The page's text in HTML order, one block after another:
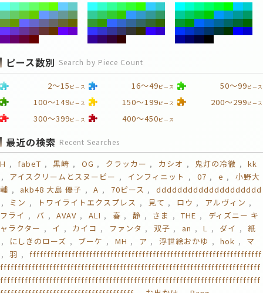
ピース数別 Search by Piece Count
2～15 ピース 16～49ピース 50～99ピース
100～149ピース 150～199ピース 200～299ピース
300～399ピース 400～450ピース
最近の検索 Recent Searches
H fabeT 黒崎 OG クラッカー カシオ 鬼灯の冷徹
kk
アイスクリームとスヌーピー
インフィニット 07 e
小野大
輔
akb48 大島 優子 A 70ピース
dddddddddddddddddddd
ミン
トワイライトエクスプレス 見て ロウ
アルヴィン
フライ
バ AVAV ALI 春 静 さま THE
ディズニー キ
ャラクター
イ カイコ ファンタ 双子 an L ダイ
紙
にしきのローズ
ブーケ MH ア 浮世絵おかゆ hok
マ
羽
ffffffffffffffffffffffffffffffffffffffffffffffffffffffffffffffffff
ffffffffffffffffffffffffffffffffffffffffffffffffffffffffffffffffffffffffff
ffffffffffffffffffffffffffffffffffffffffffffffffffffffffffffffffffffffffff